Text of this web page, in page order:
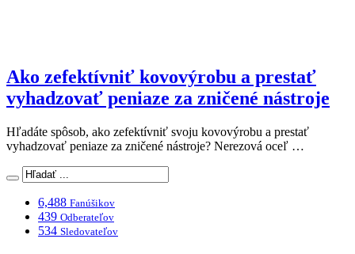
Ako zefektívniť kovovýrobu a prestať
vyhadzovať peniaze za zničené nástroje
Hľadáte spôsob, ako zefektívniť svoju kovovýrobu a prestať
vyhadzovať peniaze za zničené nástroje? Nerezová oceľ …
6,488 Fanúšikov
439 Odberateľov
534 Sledovateľov